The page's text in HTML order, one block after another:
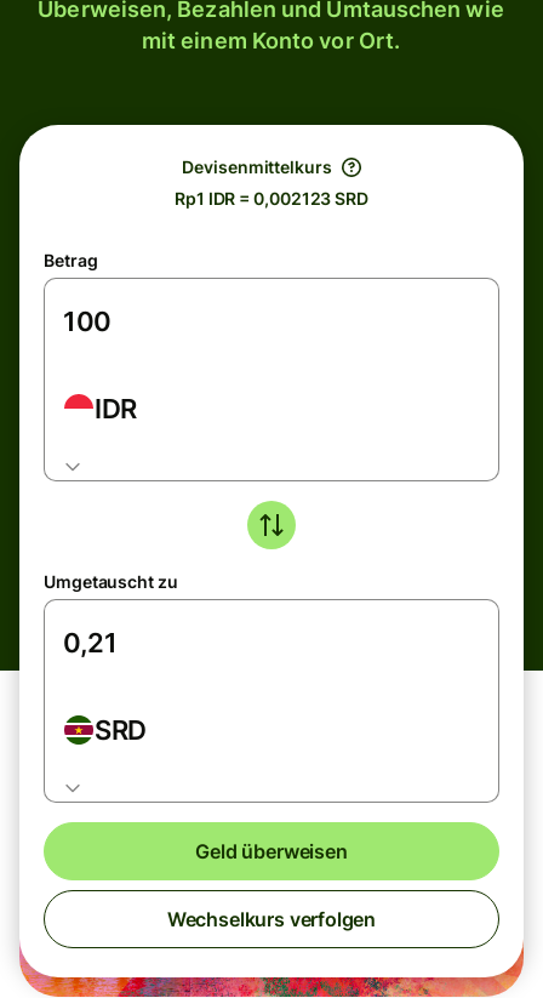
Überweisen, Bezahlen und Umtauschen wie
mit einem Konto vor Ort.
Devisenmittelkurs
Rp1 IDR = 0,002123 SRD
Betrag
IDR
Umgetauscht zu
SRD
Geld überweisen
Wechselkurs verfolgen